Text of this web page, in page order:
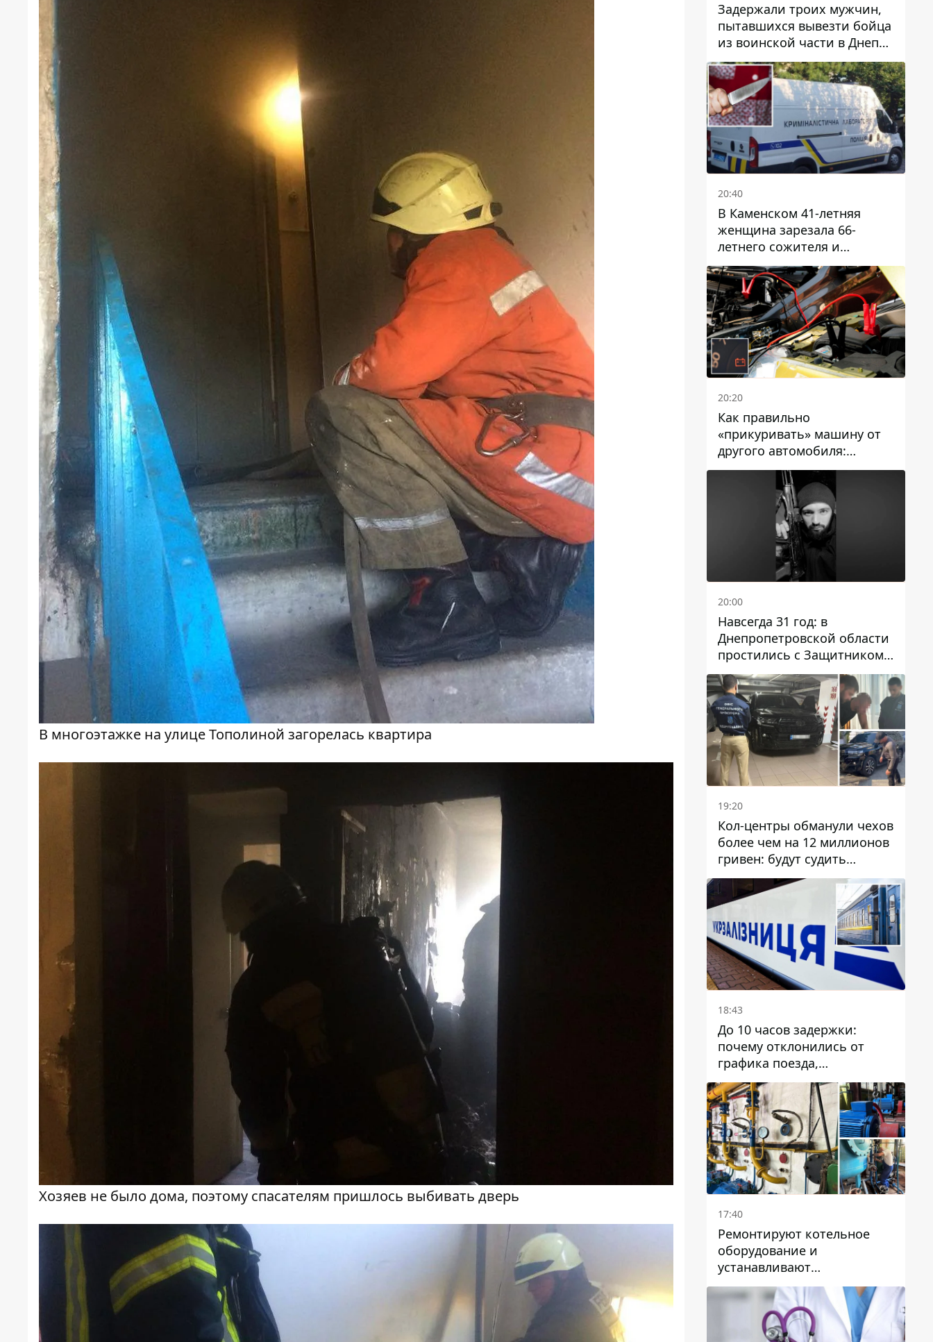
В многоэтажке на улице Тополиной загорелась квартира
Хозяев не было дома, поэтому спасателям пришлось выбивать дверь
Задержали троих мужчин,
пытавшихся вывезти бойца
из воинской части в Днепр
за 7 тысяч долларов: среди
них был врач
20:40
В Каменском 41-летняя
женщина зарезала 66-
летнего сожителя и
пыталась обмануть
полицейских
20:20
Как правильно
«прикуривать» машину от
другого автомобиля:
инструкция для водителей
20:00
Навсегда 31 год: в
Днепропетровской области
простились с Защитником
Александром Репиным
19:20
Кол-центры обманули чехов
более чем на 12 миллионов
гривен: будут судить
днепрянина,
организовавшего
транснациональную
преступную организацию
18:43
До 10 часов задержки:
почему отклонились от
графика поезда,
курсирующие через Днепр
и область
17:40
Ремонтируют котельное
оборудование и
устанавливают
генераторные установки:
как в Днепре готовятся к
отопительному сезону